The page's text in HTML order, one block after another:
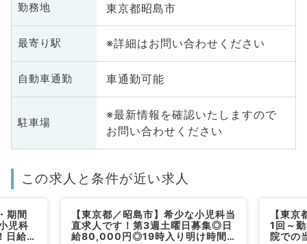
勤務地 東京都昭島市
最寄り駅 ※詳細はお問い合わせください
自動車通勤 車通勤可能
駐車場
※最新情報を確認いたしますので
お問い合わせください
この求人と条件が近い求人
期間
児科
日給
【東京都／昭島市】希少な小児科当
直求人です！第3週土曜日募集◎日
給80,000円◎19時入り明け時間9
【東
1回～
院での